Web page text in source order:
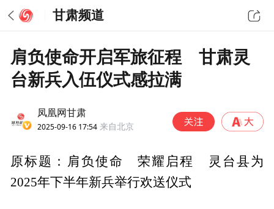
甘肃频道
肩负使命开启军旅征程 甘肃灵
台新兵入伍仪式感拉满
凤凰网甘肃
2025-09-16 17:54 来自北京
原标题：肩负使命 荣耀启程 灵台县为
2025年下半年新兵举行欢送仪式